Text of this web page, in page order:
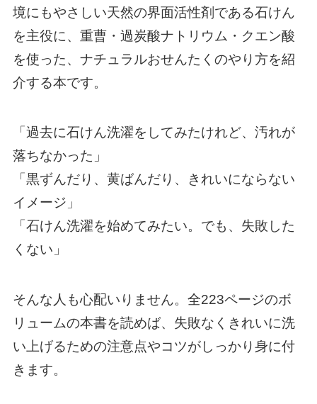
境にもやさしい天然の界面活性剤である石けん
を主役に、重曹・過炭酸ナトリウム・クエン酸
を使った、ナチュラルおせんたくのやり方を紹
介する本です。
「過去に石けん洗濯をしてみたけれど、汚れが
落ちなかった」
「黒ずんだり、黄ばんだり、きれいにならない
イメージ」
「石けん洗濯を始めてみたい。でも、失敗した
くない」
そんな人も心配いりません。全223ページのボ
リュームの本書を読めば、失敗なくきれいに洗
い上げるための注意点やコツがしっかり身に付
きます。